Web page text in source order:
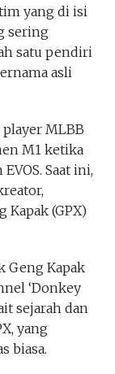
yang di isi
sering
satu pendiri
asli
MLBB
M1 ketika
Saat ini,
Kapak (GPX)
Geng Kapak
‘Donkey
sejarah dan
yang
biasa.